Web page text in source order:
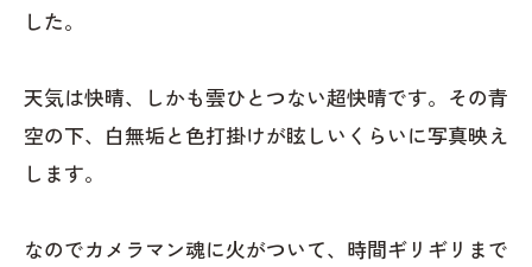
した。
天気は快晴、しかも雲ひとつない超快晴です。その青
空の下、白無垢と色打掛けが眩しいくらいに写真映え
します。
なのでカメラマン魂に火がついて、時間ギリギリまで